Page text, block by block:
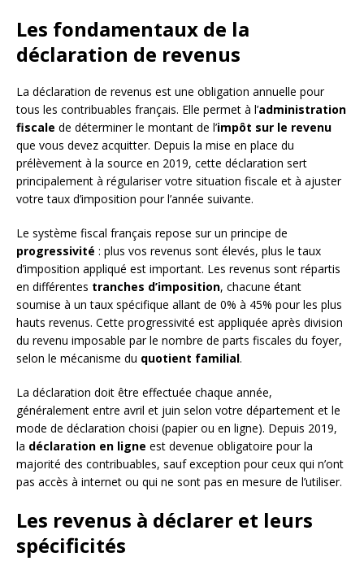
Les fondamentaux de la
déclaration de revenus
La déclaration de revenus est une obligation annuelle pour
tous les contribuables français. Elle permet à l’administration
fiscale de déterminer le montant de l’impôt sur le revenu
que vous devez acquitter. Depuis la mise en place du
prélèvement à la source en 2019, cette déclaration sert
principalement à régulariser votre situation fiscale et à ajuster
votre taux d’imposition pour l’année suivante.
Le système fiscal français repose sur un principe de
progressivité : plus vos revenus sont élevés, plus le taux
d’imposition appliqué est important. Les revenus sont répartis
en différentes tranches d’imposition, chacune étant
soumise à un taux spécifique allant de 0% à 45% pour les plus
hauts revenus. Cette progressivité est appliquée après division
du revenu imposable par le nombre de parts fiscales du foyer,
selon le mécanisme du quotient familial.
La déclaration doit être effectuée chaque année,
généralement entre avril et juin selon votre département et le
mode de déclaration choisi (papier ou en ligne). Depuis 2019,
la déclaration en ligne est devenue obligatoire pour la
majorité des contribuables, sauf exception pour ceux qui n’ont
pas accès à internet ou qui ne sont pas en mesure de l’utiliser.
Les revenus à déclarer et leurs
spécificités